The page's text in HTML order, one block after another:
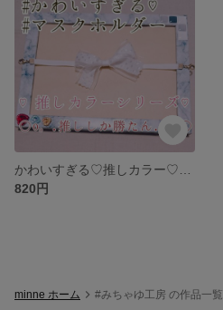
820円
minne ホーム #みちゃゆ工房 の作品一覧